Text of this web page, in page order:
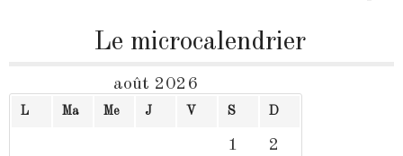
Le microcalendrier
août 2026
L Ma Me J V S D
1
2